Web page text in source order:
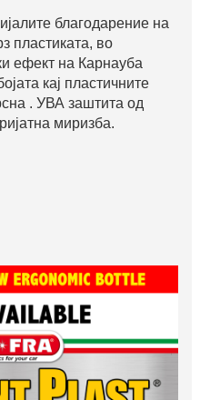
благодарение на
пластиката, во
ефект на Карнауба
кај пластичните
. УВА заштита од
миризба.